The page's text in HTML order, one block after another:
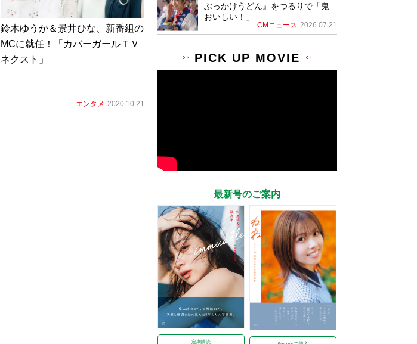
鈴木ゆうか＆景井ひな、新番組の
MCに就任！「カバーガールＴＶ
ネクスト」
エンタメ 2020.10.21
ぶっかけうどん』をつるりで「鬼
おいしい！」
CMニュース 2026.07.21
PICK UP MOVIE
最新号のご案内
定期購読